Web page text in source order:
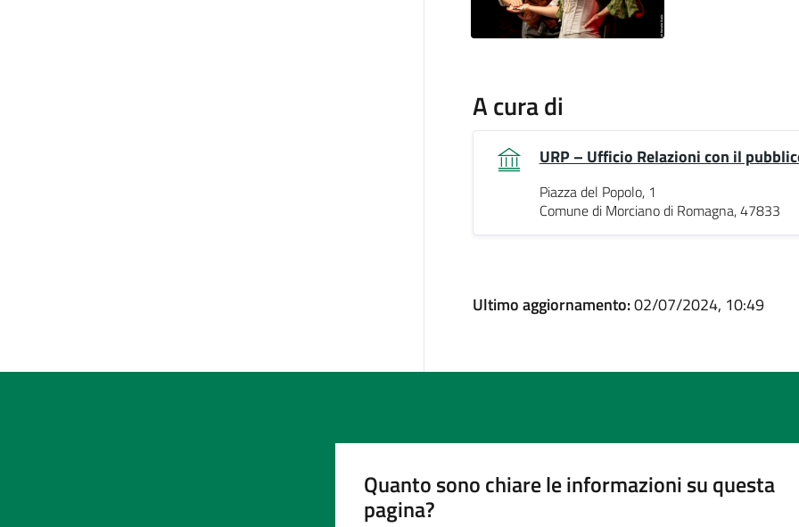
A cura di
URP – Ufficio Relazioni con il
Piazza del Popolo, 1
Comune di Morciano di Romagna, 47833
Ultimo aggiornamento:02/07/2024, 10:49
Quanto sono chiare le informazioni su questa
pagina?